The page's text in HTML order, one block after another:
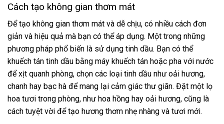
Cách tạo không gian thơm mát
Để tạo không gian thơm mát và dễ chịu, có nhiều cách đơn
giản và hiệu quả mà bạn có thể áp dụng. Một trong những
phương pháp phổ biến là sử dụng tinh dầu. Bạn có thể
khuếch tán tinh dầu bằng máy khuếch tán hoặc pha với nước
để xịt quanh phòng, chọn các loại tinh dầu như oải hương,
chanh hay bạc hà để mang lại cảm giác thư giãn. Đặt một lọ
hoa tươi trong phòng, như hoa hồng hay oải hương, cũng là
cách tuyệt vời để tạo hương thơm nhẹ nhàng và tươi mới.